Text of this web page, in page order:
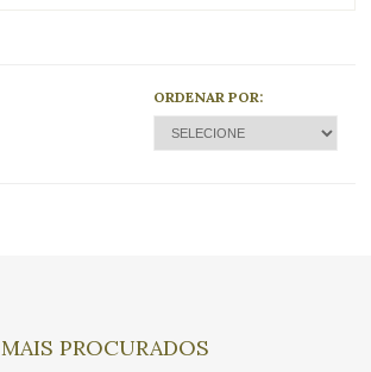
ORDENAR POR:
MAIS PROCURADOS